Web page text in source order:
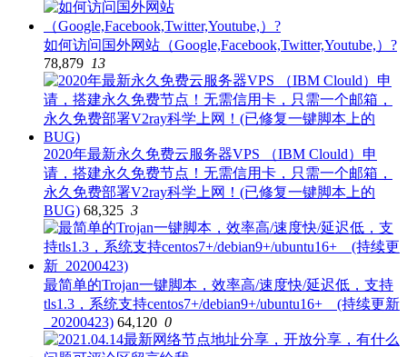
如何访问国外网站（Google,Facebook,Twitter,Youtube,）?
78,879 13
2020年最新永久免费云服务器VPS （IBM Clould）申
请，搭建永久免费节点！无需信用卡，只需一个邮箱，
永久免费部署V2ray科学上网！(已修复一键脚本上的
BUG) 68,325 3
最简单的Trojan一键脚本，效率高/速度快/延迟低，支持
tls1.3，系统支持centos7+/debian9+/ubuntu16+ (持续更新
_20200423) 64,120 0